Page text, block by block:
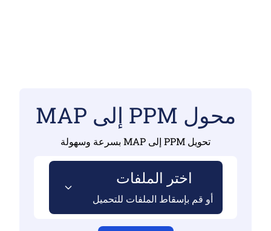
محول PPM إلى MAP
تحويل PPM إلى MAP بسرعة وسهولة
اختر الملفات
أو قم بإسقاط الملفات للتحميل